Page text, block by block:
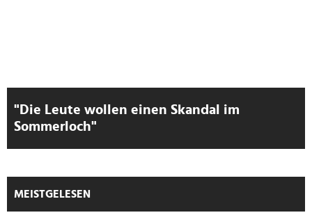
"Die Leute wollen einen Skandal im
Sommerloch"
MEISTGELESEN